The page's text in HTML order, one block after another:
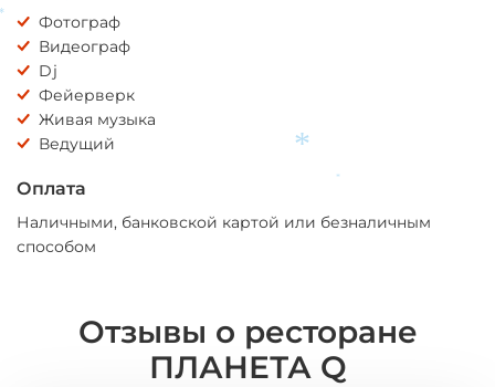
Фотограф
Видеограф
Dj
Фейерверк
Живая музыка
Ведущий
Оплата
Наличными, банковской картой или безналичным
способом
Отзывы о ресторане
ПЛАНЕТА Q